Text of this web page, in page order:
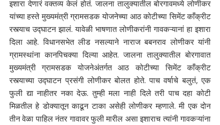
इशारा देणारं वक्तव्य केलं होतं. जालना तालुक्यातील बोरगावमध्ये लोणीकर
यांच्या हस्ते मुख्यमंत्री ग्रामसडक योजनेच्या आठ कोटीच्या सिमेंट काँक्रीट
रस्त्याच उद्घाटन झालं. यावेळी भाषणात लोणीकरांनी गावकऱ्यानां हा इशारा
दिला आहे. विधानसभेत लीड नसल्याने नाराज बबनराव लोणीकर यांनी
ग्रामस्थांना कानपिचक्या दिल्या आहेत. जालना तालुक्यातील बोरगावात
मुख्यमंत्री ग्रामसडक योजनेअंतर्गत आठ कोटीच्या सिमेंट काँक्रीट
रस्त्याच्या उद्घाटन प्रसंगी लोणीकर बोलत होते. पाच वर्षाचे बलुतं, एक
फुली द्या नाहीतर नका देऊ. तुम्ही मला नाही दिले तरी पाच दहा कोटी
मिळतील हे डोक्यातून काढून टाका असेही लोणीकर म्हणाले. मी एक दोन
तीन वेळा पाहिल नंतर गावावर फुली मारील असा इशाराच त्यांनी गावकऱ्यांना